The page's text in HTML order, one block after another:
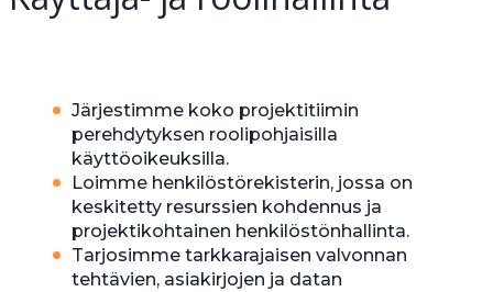
Järjestimme koko projektitiimin
perehdytyksen roolipohjaisilla
käyttöoikeuksilla.
Loimme henkilöstörekisterin, jossa on
keskitetty resurssien kohdennus ja
projektikohtainen henkilöstönhallinta.
Tarjosimme tarkkarajaisen valvonnan
tehtävien, asiakirjojen ja datan